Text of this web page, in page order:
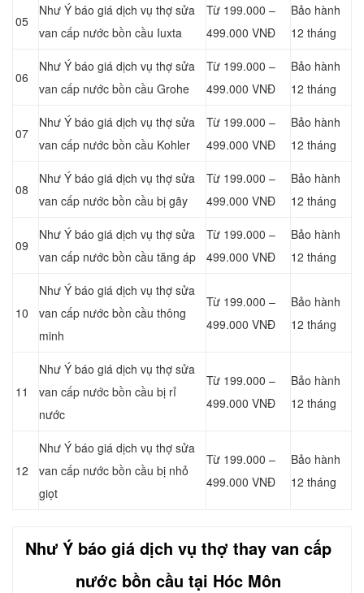
05
Như Ý báo giá dịch vụ thợ sửa
van cấp nước bồn cầu Iuxta
Từ 199.000 –
499.000 VNĐ
Bảo hành
12 tháng
06
Như Ý báo giá dịch vụ thợ sửa
van cấp nước bồn cầu Grohe
Từ 199.000 –
499.000 VNĐ
Bảo hành
12 tháng
07
Như Ý báo giá dịch vụ thợ sửa
van cấp nước bồn cầu Kohler
Từ 199.000 –
499.000 VNĐ
Bảo hành
12 tháng
08
Như Ý báo giá dịch vụ thợ sửa
van cấp nước bồn cầu bị gãy
Từ 199.000 –
499.000 VNĐ
Bảo hành
12 tháng
09
Như Ý báo giá dịch vụ thợ sửa
van cấp nước bồn cầu tăng áp
Từ 199.000 –
499.000 VNĐ
Bảo hành
12 tháng
10
Như Ý báo giá dịch vụ thợ sửa
van cấp nước bồn cầu thông
minh
Từ 199.000 –
499.000 VNĐ
Bảo hành
12 tháng
11
Như Ý báo giá dịch vụ thợ sửa
van cấp nước bồn cầu bị rỉ
nước
Từ 199.000 –
499.000 VNĐ
Bảo hành
12 tháng
12
Như Ý báo giá dịch vụ thợ sửa
van cấp nước bồn cầu bị nhỏ
giọt
Từ 199.000 –
499.000 VNĐ
Bảo hành
12 tháng
Như Ý báo giá dịch vụ thợ thay van cấp
nước bồn cầu tại Hóc Môn